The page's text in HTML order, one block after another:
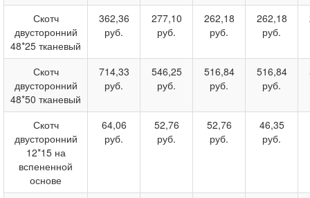
Скотч
двусторонний
48*25 тканевый
362,36
руб.
277,10
руб.
262,18
руб.
262,18
руб.
Скотч
двусторонний
48*50 тканевый
714,33
руб.
546,25
руб.
516,84
руб.
516,84
руб.
Скотч
двусторонний
12*15 на
вспененной
основе
64,06
руб.
52,76
руб.
52,76
руб.
46,35
руб.